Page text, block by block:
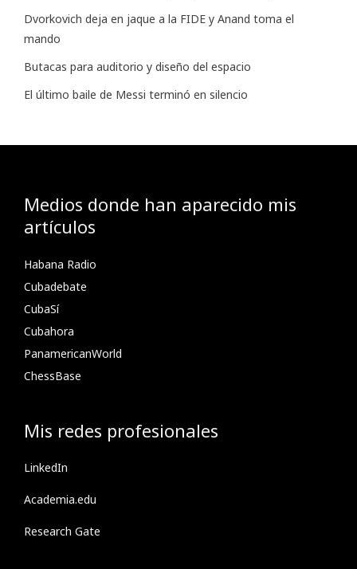
Dvorkovich deja en jaque a la FIDE y Anand toma el
mando
Butacas para auditorio y diseño del espacio
El último baile de Messi terminó en silencio
Medios donde han aparecido mis
artículos
Habana Radio
Cubadebate
CubaSí
Cubahora
PanamericanWorld
ChessBase
Mis redes profesionales
LinkedIn
Academia.edu
Research Gate